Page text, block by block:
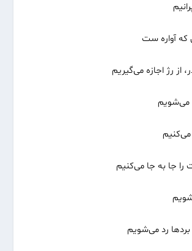
که آواره ست
از رژ اجازه می‌گیریم
می‌شویم
می‌کنیم
جا به جا می‌کنیم
بردها رد می‌شویم